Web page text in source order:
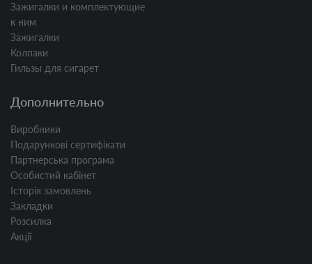
Зажигалки и комплектующие
к ним
Зажигалки
Колпаки
Гильзы для сигарет
Дополнительно
Виробники
Подарункові сертифікати
Партнерська програма
Особистий кабінет
Історія замовлень
Закладки
Розсилка
Акції